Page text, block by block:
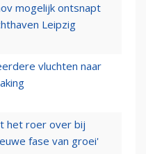
mogelijk ontsnapt
Leipzig
vluchten naar
het roer over bij
fase van groei'